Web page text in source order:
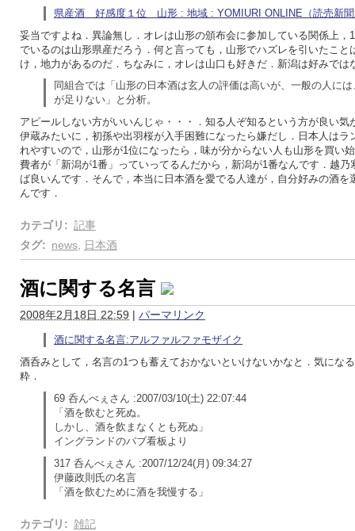
県産酒 好感度１位 山形 : 地域 : YOMIURI ONLINE（読売新
妥当ですよね．異論無し．オレは山形の頒布会に参加している関係上，
でいるのは山形県産だろう．何と言っても，山形でハズレを引いたこと
け，地力があるのだ．ちなみに，オレは山口も好きだ．新潟は好みでは
同組合では「山形の日本酒は玄人の評価は高いが、一般の人に
が足りない」と分析。
アピールしない方がいいんじゃ・・・．知る人ぞ知るという方が良い気
伊蔵みたいに，初孫や出羽桜が入手困難になったら嫌だし．日本人はラ
れやすいので，山形が1位になったら，味が分からない人も山形を買い
費者が「新潟が1番」っていってるんだから，新潟が1番なんです．越乃
ば良いんです．そんで，本当に日本酒を愛でる人達が，自分好みの酒を
んです．
カテゴリ : 記事
タグ: news, 日本酒
酒に関する名言
2008年2月18日 22:59 | パーマリンク
酒に関する名言:アルファルファモザイク
酒呑みとして，名言の1つも蓄えておかないといけないかなと．気にな
粋．
69 呑んべぇさん :2007/03/10(土) 22:07:44
「酒を飲むと死ぬ。
しかし、酒を飲まなくとも死ぬ」
イングランドのパブ看板より
317 呑んべぇさん :2007/12/24(月) 09:34:27
伊藤政則氏の名言
「酒を飲むために酒を我慢する」
カテゴリ : 雑記